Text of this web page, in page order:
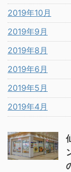
2019年10月
2019年9月
2019年8月
2019年6月
2019年5月
2019年4月